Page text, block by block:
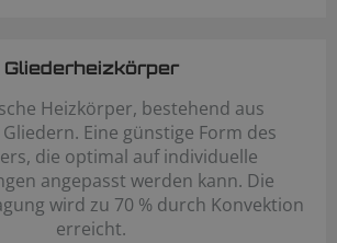
Gliederheizkörper
Heizkörper, bestehend aus
Eine günstige Form des
die optimal auf individuelle
angepasst werden kann. Die
wird zu 70 % durch Konvektion
erreicht.